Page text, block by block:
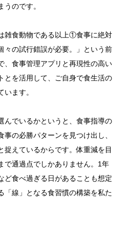
のです。
雑食動物である以上①食事に絶対
の試行錯誤が必要。」という前
、食事管理アプリと再現性の高い
とを活用して、ご自身で食生活の
ます。
んでいるかというと、食事指導の
の必勝パターンを見つけ出し、
捉えているからです。体重減を目
で通過点でしかありません。1年
ど食べ過ぎる日があることも想定
「線」となる食習慣の構築を私た